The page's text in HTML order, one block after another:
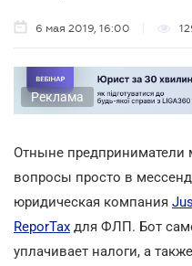
6 мая 2019, 16:00
Реклама
Отныне предприниматели
вопросы просто в
юридическая компания
ReporTax для ФЛП. Бот
уплачивает налоги, а